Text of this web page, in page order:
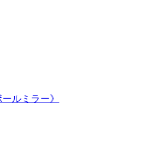
ルミラー》